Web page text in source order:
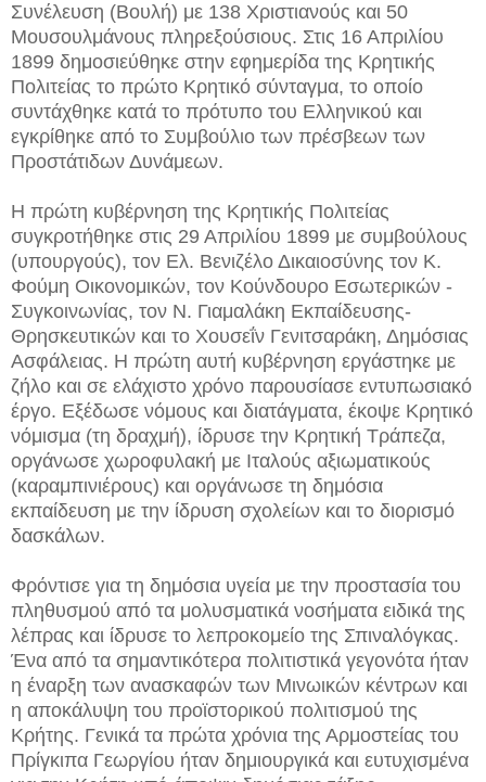
Συνέλευση (Βουλή) με 138 Χριστιανούς και 50
Μουσουλμάνους πληρεξούσιους. Στις 16 Απριλίου
1899 δημοσιεύθηκε στην εφημερίδα της Κρητικής
Πολιτείας το πρώτο Κρητικό σύνταγμα, το οποίο
συντάχθηκε κατά το πρότυπο του Ελληνικού και
εγκρίθηκε από το Συμβούλιο των πρέσβεων των
Προστάτιδων Δυνάμεων.
Η πρώτη κυβέρνηση της Κρητικής Πολιτείας
συγκροτήθηκε στις 29 Απριλίου 1899 με συμβούλους
(υπουργούς), τον Ελ. Βενιζέλο Δικαιοσύνης τον Κ.
Φούμη Οικονομικών, τον Κούνδουρο Εσωτερικών -
Συγκοινωνίας, τον Ν. Γιαμαλάκη Εκπαίδευσης-
Θρησκευτικών και το Χουσεΐν Γενιτσαράκη, Δημόσιας
Ασφάλειας. Η πρώτη αυτή κυβέρνηση εργάστηκε με
ζήλο και σε ελάχιστο χρόνο παρουσίασε εντυπωσιακό
έργο. Εξέδωσε νόμους και διατάγματα, έκοψε Κρητικό
νόμισμα (τη δραχμή), ίδρυσε την Κρητική Τράπεζα,
οργάνωσε χωροφυλακή με Ιταλούς αξιωματικούς
(καραμπινιέρους) και οργάνωσε τη δημόσια
εκπαίδευση με την ίδρυση σχολείων και το διορισμό
δασκάλων.
Φρόντισε για τη δημόσια υγεία με την προστασία του
πληθυσμού από τα μολυσματικά νοσήματα ειδικά της
λέπρας και ίδρυσε το λεπροκομείο της Σπιναλόγκας.
Ένα από τα σημαντικότερα πολιτιστικά γεγονότα ήταν
η έναρξη των ανασκαφών των Μινωικών κέντρων και
η αποκάλυψη του προϊστορικού πολιτισμού της
Κρήτης. Γενικά τα πρώτα χρόνια της Αρμοστείας του
Πρίγκιπα Γεωργίου ήταν δημιουργικά και ευτυχισμένα